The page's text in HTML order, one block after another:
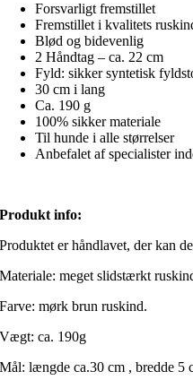
Forsvarligt fremstillet
Fremstillet i kvalitets
Blød og bidevenlig
2 Håndtag – ca. 22 cm
Fyld: sikker syntetisk
30 cm i lang
Ca. 190 g
100% sikker materiale
Til hunde i alle størrelser
Anbefalet af specialister
Produkt info:
Produktet er håndlavet, der kan
Materiale: meget slidstærkt
Farve: mørk brun ruskind.
Vægt: ca. 190g
Mål: længde ca.30 cm , bredde 5